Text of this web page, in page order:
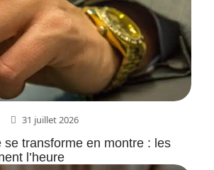
31 juillet 2026
se transforme en montre : les
l’heure